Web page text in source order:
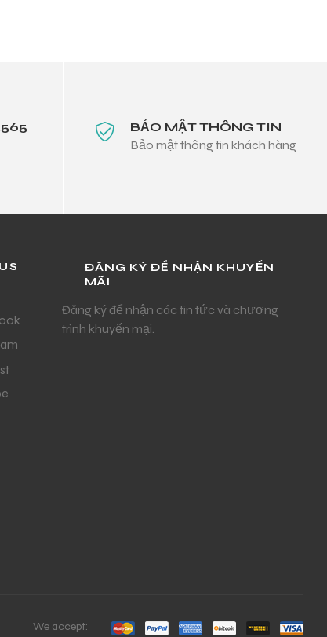
BẢO MẬT THÔNG TIN
Bảo mật thông tin khách hàng
ĐĂNG KÝ ĐỂ NHẬN KHUYẾN
MÃI
Đăng ký để nhận các tin tức và chương
trình khuyến mại.
We accept: